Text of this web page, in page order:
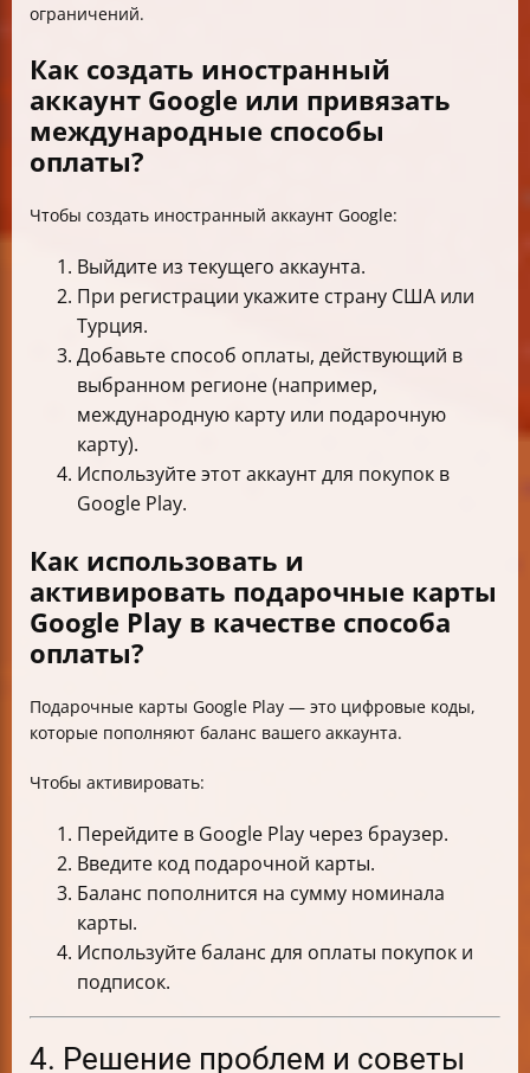
ограничений.
Как создать иностранный
аккаунт Google или привязать
международные способы
оплаты?
Чтобы создать иностранный аккаунт Google:
Выйдите из текущего аккаунта.
При регистрации укажите страну США или
Турция.
Добавьте способ оплаты, действующий в
выбранном регионе (например,
международную карту или подарочную
карту).
Используйте этот аккаунт для покупок в
Google Play.
Как использовать и
активировать подарочные карты
Google Play в качестве способа
оплаты?
Подарочные карты Google Play — это цифровые коды,
которые пополняют баланс вашего аккаунта.
Чтобы активировать:
Перейдите в Google Play через браузер.
Введите код подарочной карты.
Баланс пополнится на сумму номинала
карты.
Используйте баланс для оплаты покупок и
подписок.
4. Решение проблем и советы